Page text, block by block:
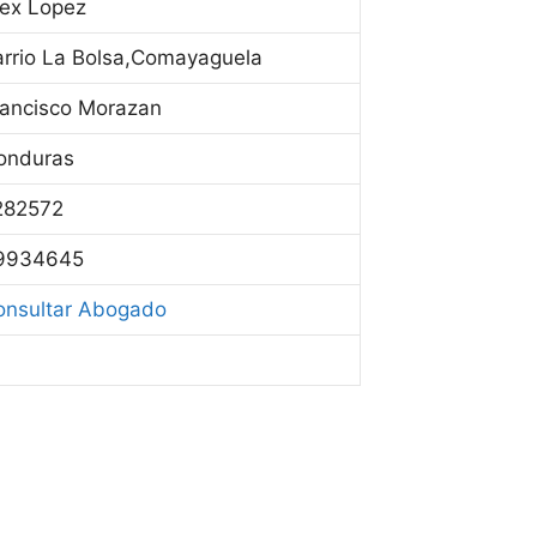
Lopez
La Bolsa,Comayaguela
Morazan
Abogado